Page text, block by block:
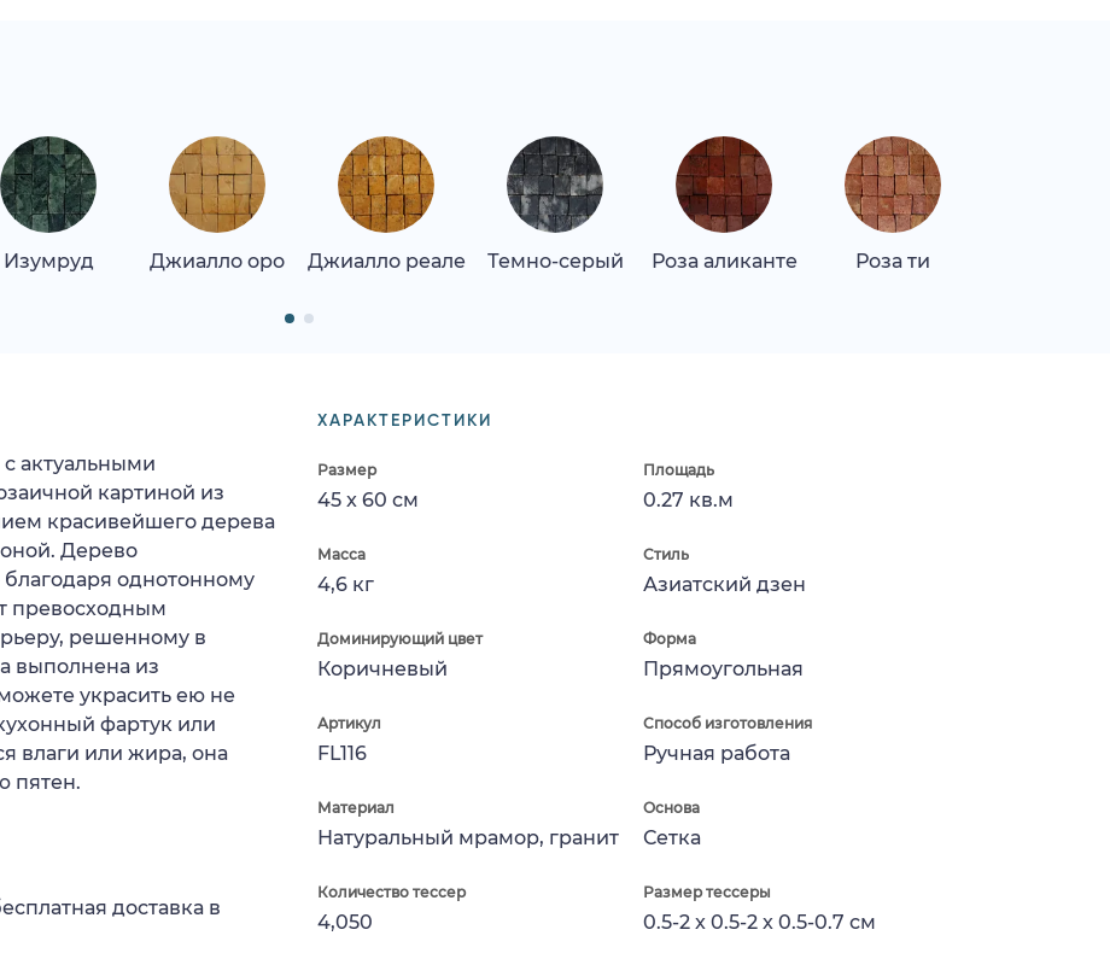
Изумруд Джиалло оро Джиалло реале Темно-серый Роза аликанте Роза ти
ХАРАКТЕРИСТИКИ
Размер
45 x 60 см
Площадь
0.27 кв.м
Масса
4,6 кг
Стиль
Азиатский дзен
Доминирующий цвет
Коричневый
Форма
Прямоугольная
Артикул
FL116
Способ изготовления
Ручная работа
Материал
Натуральный мрамор, гранит
Основа
Сетка
Количество тессер
4,050
Размер тессеры
0.5-2 x 0.5-2 x 0.5-0.7 см
актуальными
картиной из
красивейшего дерева
Дерево
однотонному
превосходным
решенному в
выполнена из
украсить ею не
фартук или
влаги или жира, она
пятен.
доставка в